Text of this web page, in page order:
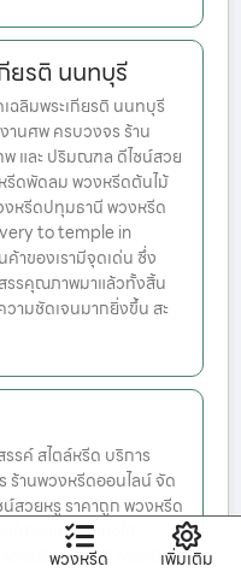
ยรติ นนทบุรี
ลิมพระเกียรติ นนทบุรี
านศพ ครบวงจร ร้าน
และ ปริมณฑล ดีไซน์สวย
รีดพัดลม พวงหรีดต้นไม้
งหรีดปทุมธานี พวงหรีด
to temple in
าของเรามีจุดเด่น ซึ่ง
รรคุณภาพมาแล้วทั้งสิ้น
ามชัดเจนมากยิ่งขึ้น สะ
รค์ สไตล์หรีด บริการ
ร้านพวงหรีดออนไลน์ จัด
สวยหรู ราคาถูก พวงหรีด
พวงหรีดของใช้
วงหรีดนนทบุรี พวงหรีดก
พวงหรีด เพิ่มเติม